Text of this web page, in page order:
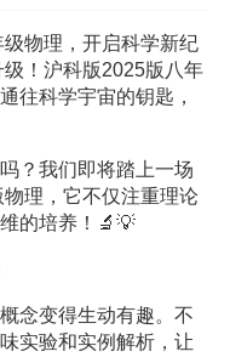
物理，开启科学新纪
级！沪科版2025版八年
往科学宇宙的钥匙，
？我们即将踏上一场
理，它不仅注重理论
的培养！🔬💡
念变得生动有趣。不
实验和实例解析，让